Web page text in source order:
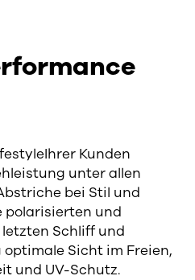
Ihrer Kunden
unter allen
bei Stil und
polarisierten und
Schliff und
optimale Sicht im Freien,
und UV-Schutz.